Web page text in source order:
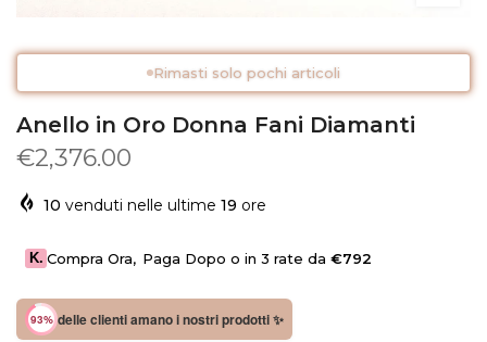
Rimasti solo pochi articoli
Anello in Oro Donna Fani Diamanti
€2,376.00
10 venduti nelle ultime 19 ore
K. Compra Ora, Paga Dopo o in 3 rate da €792
93% delle clienti amano i nostri prodotti ✨